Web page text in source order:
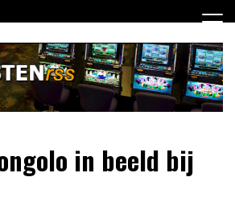
in beeld bij